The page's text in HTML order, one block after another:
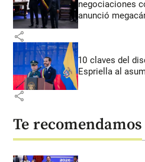
negociaciones
anunció
share
10 claves del
Espriella al
share
Te recomendamos